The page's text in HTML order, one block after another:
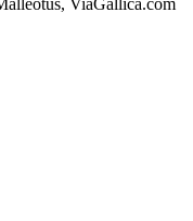
ViaGallica.com